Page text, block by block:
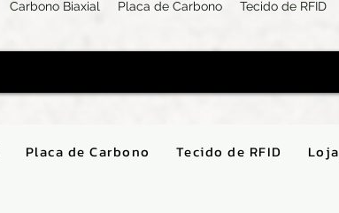
Placa de Carbono Tecido de RFID Loja
Carbono Biaxial Placa de Carbono Tecido de RFID